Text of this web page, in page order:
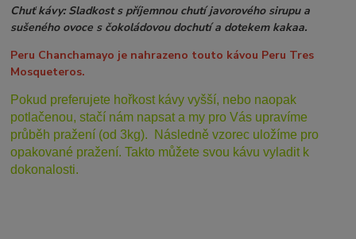
Chuť kávy: Sladkost s příjemnou chutí javorového sirupu a
sušeného ovoce s čokoládovou dochutí a dotekem kakaa.
Peru Chanchamayo je nahrazeno touto kávou Peru Tres
Mosqueteros.
Pokud preferujete hořkost kávy vyšší, nebo naopak
potlačenou, stačí nám napsat a my pro Vás upravíme
průběh pražení (od 3kg). Následně vzorec uložíme pro
opakované pražení. Takto můžete svou kávu vyladit k
dokonalosti.